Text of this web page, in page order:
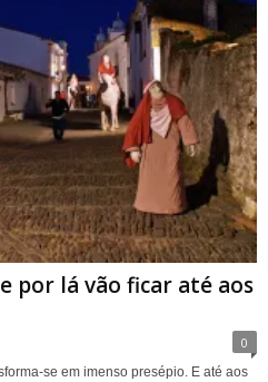
por lá vão ficar até aos
0
se em imenso presépio. E até aos